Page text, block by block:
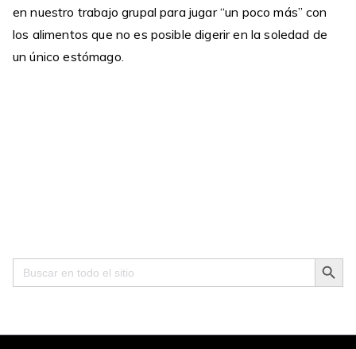
en nuestro trabajo grupal para jugar “un poco más” con
los alimentos que no es posible digerir en la soledad de
un único estómago.
Search
for:
Search Button